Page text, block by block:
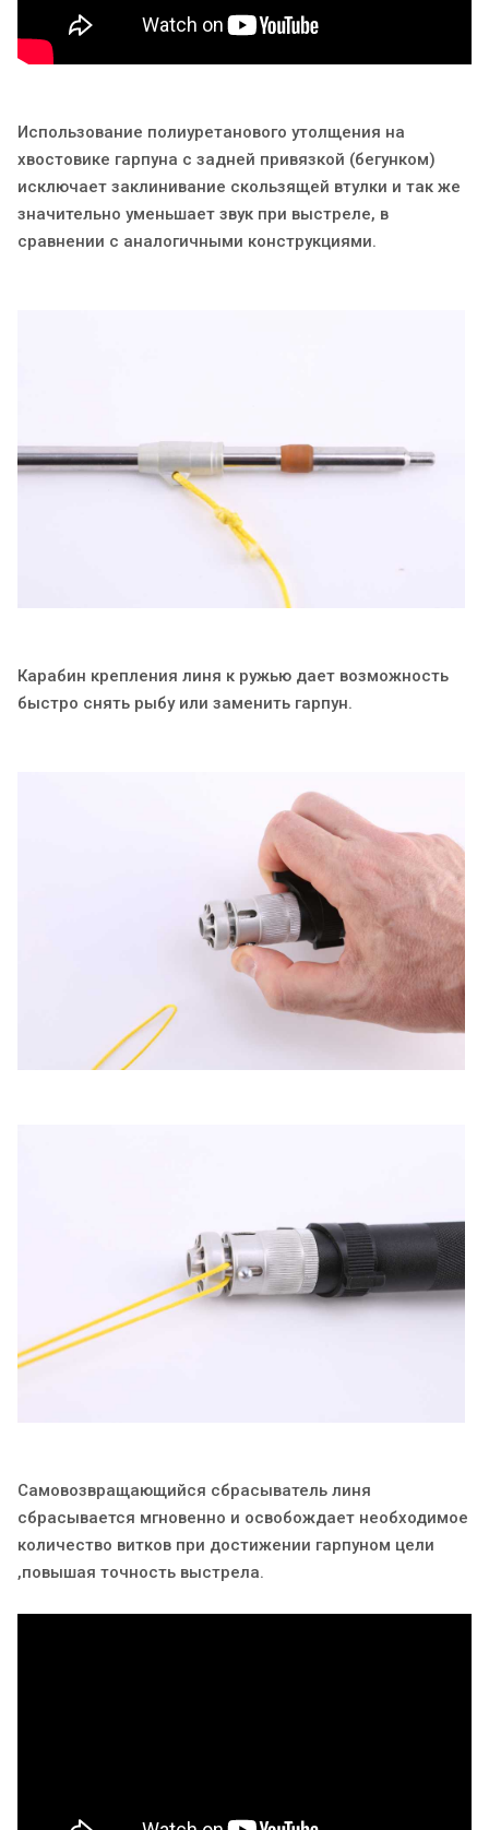
Использование полиуретанового утолщения на
хвостовике гарпуна с задней привязкой (бегунком)
исключает заклинивание скользящей втулки и так же
значительно уменьшает звук при выстреле, в
сравнении с аналогичными конструкциями.
Карабин крепления линя к ружью дает возможность
быстро снять рыбу или заменить гарпун.
Самовозвращающийся сбрасыватель линя
сбрасывается мгновенно и освобождает необходимое
количество витков при достижении гарпуном цели
,повышая точность выстрела.